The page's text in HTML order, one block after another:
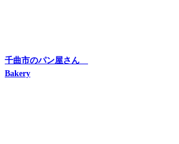
千曲市のパン屋さん
Bakery